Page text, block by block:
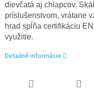
dievčatá aj chlapcov.
príslušenstvom, vrátane
hrad spĺňa certifikáciu
využitie.
Detailné informácie